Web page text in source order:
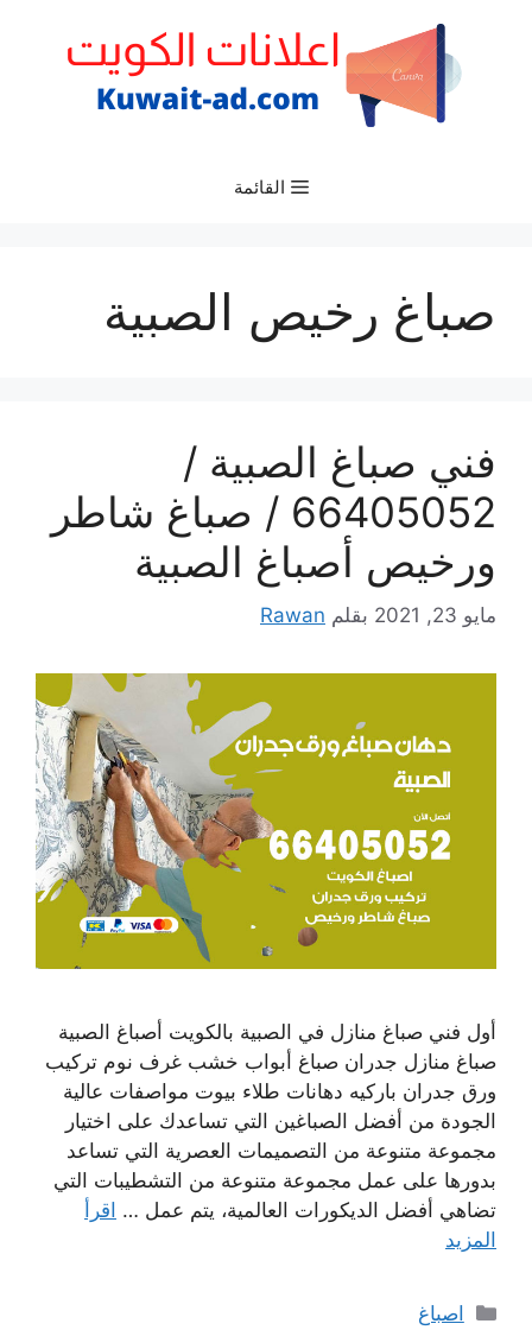
القائمة
صباغ رخيص الصبية
فني صباغ الصبية /
66405052 / صباغ شاطر
ورخيص أصباغ الصبية
مايو 23, 2021 بقلم Rawan
أول فني صباغ منازل في الصبية بالكويت أصباغ الصبية
صباغ منازل جدران صباغ أبواب خشب غرف نوم تركيب
ورق جدران باركيه دهانات طلاء بيوت مواصفات عالية
الجودة من أفضل الصباغين التي تساعدك على اختيار
مجموعة متنوعة من التصميمات العصرية التي تساعد
بدورها على عمل مجموعة متنوعة من التشطيبات التي
تضاهي أفضل الديكورات العالمية، يتم عمل … اقرأ
المزيد
التصنيفات
اصباغ